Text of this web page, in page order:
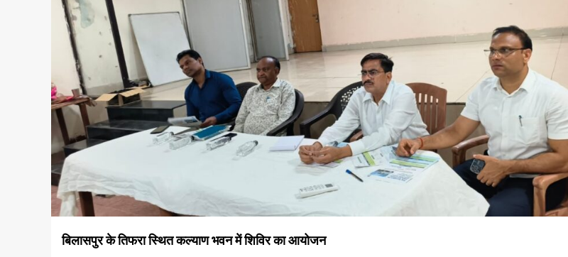
बिलासपुर के तिफरा स्थित कल्याण भवन में शिविर का आयोजन